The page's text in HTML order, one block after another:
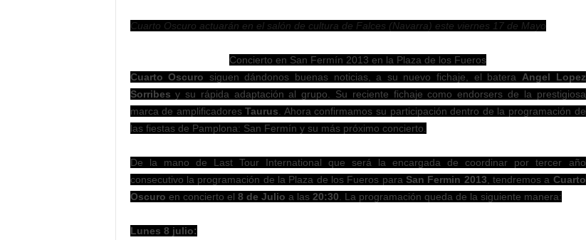
Cuarto Oscuro actuarán en el salón de cultura de Falces (Navarra) este viernes 17 de Mayo
Concierto en San Fermín 2013 en la Plaza de los Fueros
Cuarto Oscuro siguen dándonos buenas noticias, a su nuevo fichaje, el batera Angel Lopez
Sorribes y su rápida adaptación al grupo. Su reciente fichaje como endorsers de la prestigiosa
marca de amplificadoresTaurus . Ahora confirmamos su participación dentro de la programación de
las fiestas de Pamplona: San Fermín y su más próximo concierto.
De la mano de Last Tour International que será la encargada de coordinar por tercer año
consecutivo la programación de la Plaza de los Fueros para San Fermin 2013 , tendremos a Cuarto
Oscuro en concierto el 8 de Julio a las 20:30 . La programación queda de la siguiente manera:
Lunes 8 julio: